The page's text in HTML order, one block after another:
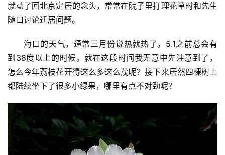
就动了回北京定居的念头，常常在院子里打理花草时和先生
随口讨论迁居问题。
海口的天气，通常三月份说热就热了。5.1之前总会有
到38度以上的时候。就在这段时间我无意中先注意到了，
怎么今年荔枝花开得这么多这么茂呢？接下来居然四棵树上
都陆续坐下了很多小绿果，哪里有点不对劲呢？